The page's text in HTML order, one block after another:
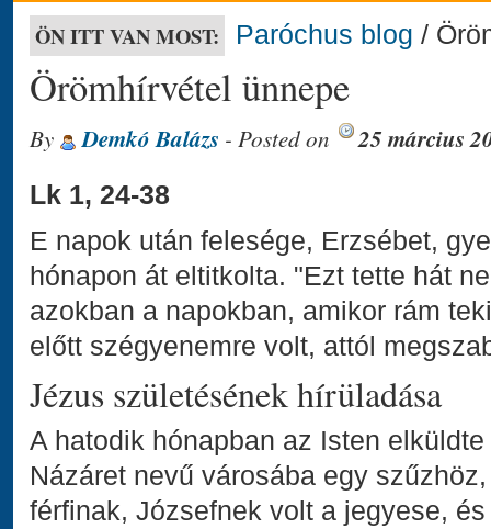
ÖN ITT VAN MOST: Paróchus blog /
Örömhírvétel ünnepe
By Demkó Balázs - Posted on 25 március
Lk 1, 24-38
E napok után felesége, Erzsébet,
hónapon át eltitkolta. "Ezt tette hát
azokban a napokban, amikor rám
előtt szégyenemre volt, attól
Jézus születésének hírüladása
A hatodik hónapban az Isten
Názáret nevű városába egy
férfinak, Józsefnek volt a jegyese,